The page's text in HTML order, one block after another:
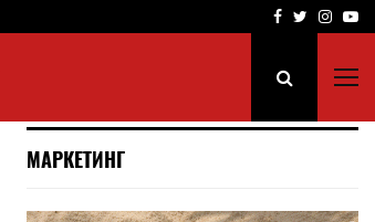
Facebook
Twitter
МАРКЕТИНГ